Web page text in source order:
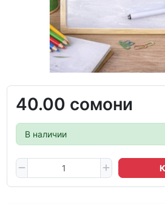
40.00 сомони
В наличии